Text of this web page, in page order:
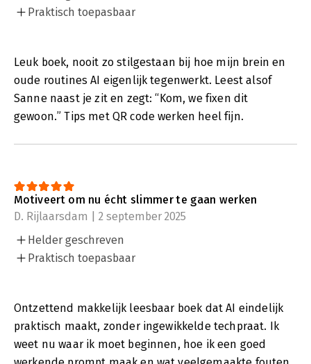
Praktisch toepasbaar
Leuk boek, nooit zo stilgestaan bij hoe mijn brein en
oude routines AI eigenlijk tegenwerkt. Leest alsof
Sanne naast je zit en zegt: “Kom, we fixen dit
gewoon.” Tips met QR code werken heel fijn.
Motiveert om nu écht slimmer te gaan werken
D. Rijlaarsdam | 2 september 2025
Helder geschreven
Praktisch toepasbaar
Ontzettend makkelijk leesbaar boek dat AI eindelijk
praktisch maakt, zonder ingewikkelde techpraat. Ik
weet nu waar ik moet beginnen, hoe ik een goed